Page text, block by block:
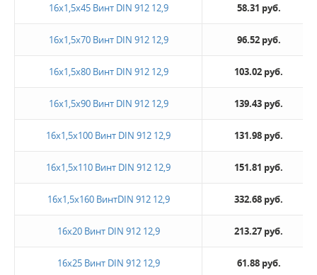
16х1,5х45 Винт DIN 912 12,9 58.31 руб.
16х1,5х70 Винт DIN 912 12,9 96.52 руб.
16х1,5х80 Винт DIN 912 12,9 103.02 руб.
16х1,5х90 Винт DIN 912 12,9 139.43 руб.
16х1,5х100 Винт DIN 912 12,9 131.98 руб.
16х1,5х110 Винт DIN 912 12,9 151.81 руб.
16х1,5х160 ВинтDIN 912 12,9 332.68 руб.
16х20 Винт DIN 912 12,9 213.27 руб.
16х25 Винт DIN 912 12,9 61.88 руб.